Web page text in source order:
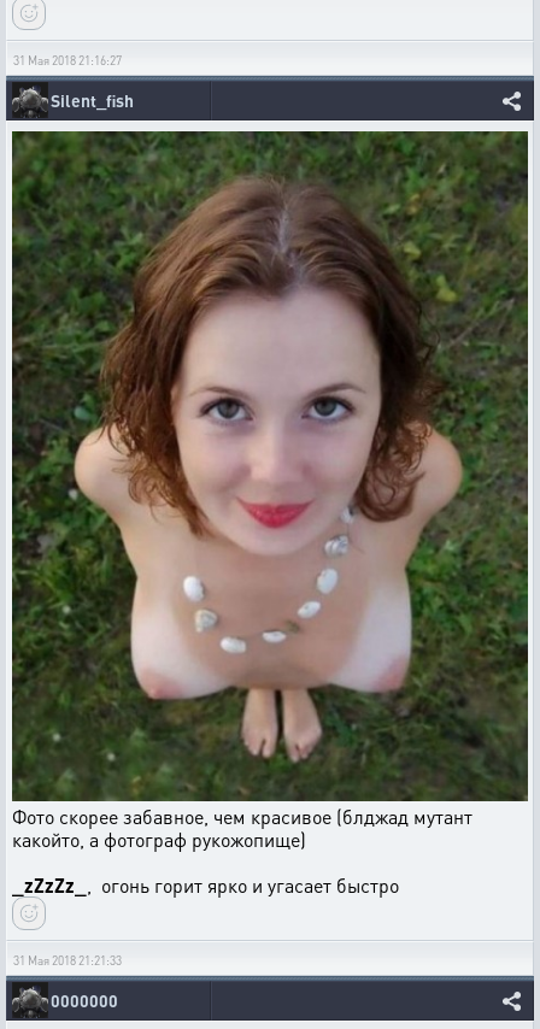
31 Мая 2018 21:16:27
Silent_fish
Фото скорее забавное, чем красивое (блджад мутант
какойто, а фотограф рукожопище)
_zZzZz_
, огонь горит ярко и угасает быстро
31 Мая 2018 21:21:33
0000000